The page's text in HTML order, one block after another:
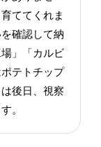
ててくれま
確認して納
」「カルビ
テトチップ
後日、視察
。